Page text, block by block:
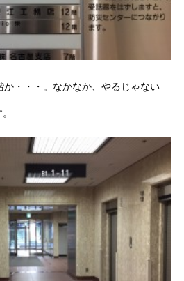
か・・・。なかなか、やるじゃない